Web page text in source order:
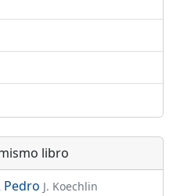
libro
J. Koechlin